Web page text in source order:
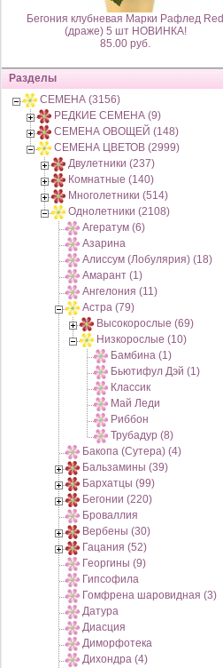
Бегония клубневая Марки Рафлед Red
(драже) 5 шт НОВИНКА!
85.00 руб.
Разделы
СЕМЕНА (3156)
РЕДКИЕ СЕМЕНА (9)
СЕМЕНА ОВОЩЕЙ (148)
СЕМЕНА ЦВЕТОВ (2999)
Двулетники (237)
Комнатные (140)
Многолетники (514)
Однолетники (2108)
Агератум (6)
Азарина
Алиссум (Лобулярия) (18)
Амарант (1)
Ангелония (11)
Астра (79)
Высокорослые (69)
Низкорослые (10)
Бамбина (1)
Бьютифул Дэй (1)
Классик
Май Леди
Риббон
Трубадур (8)
Бакопа (Сутера) (4)
Бальзамины (39)
Бархатцы (99)
Бегонии (220)
Броваллия
Вербены (30)
Гацания (52)
Георгины (9)
Гипсофила
Гомфрена шаровидная (3)
Датура
Диасция
Диморфотека
Дихондра (4)